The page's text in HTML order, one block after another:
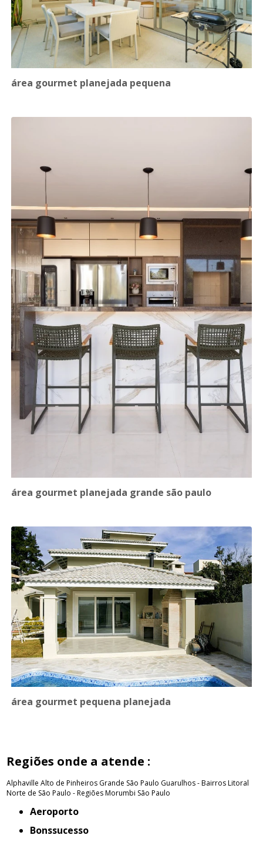
área gourmet planejada pequena
área gourmet planejada grande são paulo
área gourmet pequena planejada
Regiões onde a atende :
Alphaville Alto de Pinheiros Grande São Paulo Guarulhos - BairrosLitoral
Norte de São Paulo - RegiõesMorumbi São Paulo
Aeroporto
Bonssucesso